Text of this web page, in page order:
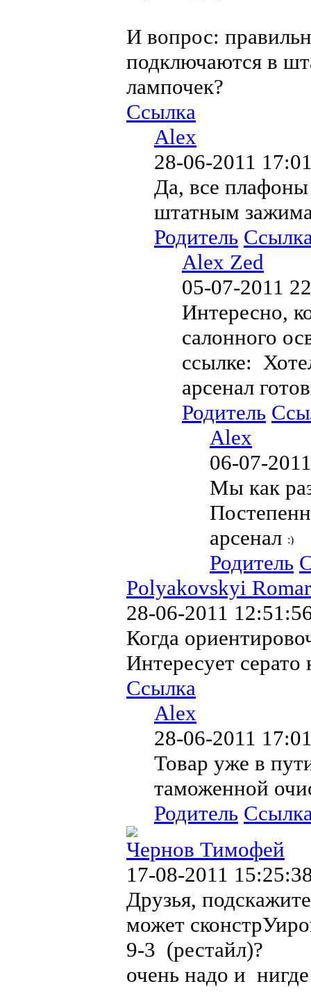
И вопрос:
подключаются в
лампочек?
Ссылка
Alex
28-06-2011
Да, все
штатным
Родитель
Alex Zed
05-07-2011
Интересно,
салонного
ссылке:
арсенал
Родитель
Alex
06-07-
Мы как
арсенал
Родитель
Polyakovskyi
28-06-2011
Когда
Интересует
Ссылка
Alex
28-06-2011
Товар уже в
таможенной
Родитель
Чернов Тимофей
17-08-2011
Друзья,
может
9-3 (рестайл)?
очень надо и